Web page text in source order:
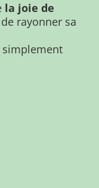
la joie de
rayonner sa
simplement